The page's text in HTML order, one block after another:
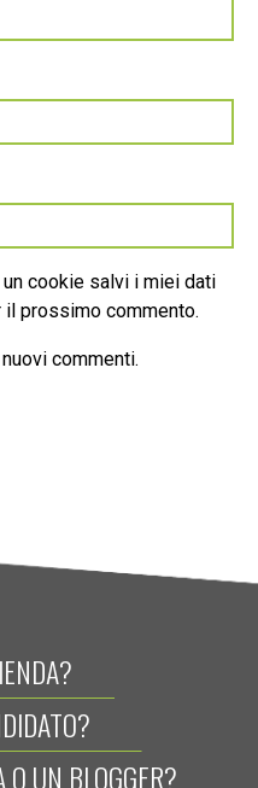
cookie salvi i miei dati
prossimo commento.
commenti.
UN BLOGGER?